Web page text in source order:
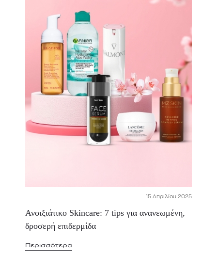
15 Απριλίου 2025
Ανοιξιάτικο Skincare: 7 tips για ανανεωμένη,
δροσερή επιδερμίδα
Περισσότερα